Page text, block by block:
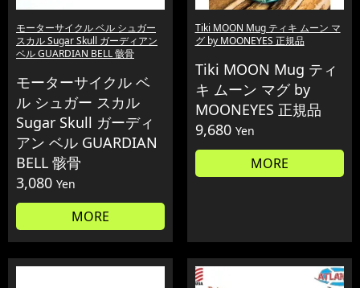
モーターサイクル ベル シュガー
スカル Sugar Skull ガーディアン
ベル GUARDIAN BELL 骸骨
モーターサイクル ベ
ル シュガー スカル
Sugar Skull ガーディ
アン ベル GUARDIAN
BELL 骸骨
3,080 Yen
MORE
Tiki MOON Mug ティキ ムーン マ
グ by MOONEYES 正規品
Tiki MOON Mug ティ
キ ムーン マグ by
MOONEYES 正規品
9,680 Yen
MORE